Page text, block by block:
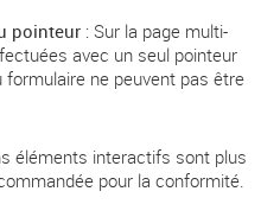
pointeur : Sur la page multi-
avec un seul pointeur
ne peuvent pas être
éléments interactifs sont plus
pour la conformité.